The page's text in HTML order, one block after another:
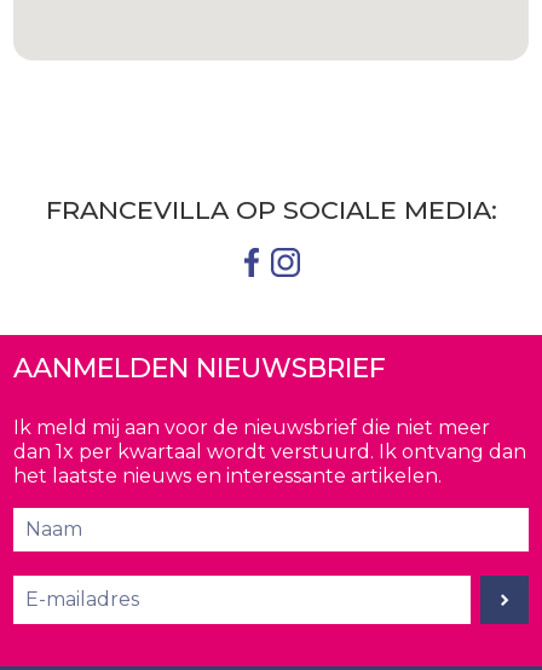
FRANCEVILLA OP SOCIALE MEDIA:
AANMELDEN NIEUWSBRIEF
Ik meld mij aan voor de nieuwsbrief die niet meer
dan 1x per kwartaal wordt verstuurd. Ik ontvang dan
het laatste nieuws en interessante artikelen.